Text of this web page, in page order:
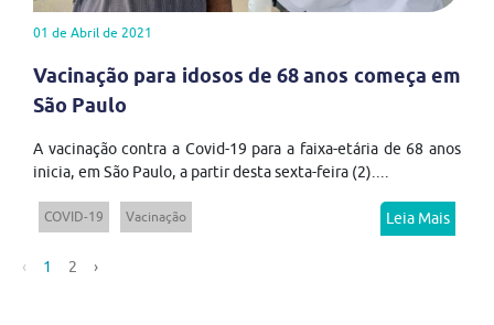
01 de Abril de 2021
Vacinação para idosos de 68 anos começa em
São Paulo
A vacinação contra a Covid-19 para a faixa-etária de 68 anos
inicia, em São Paulo, a partir desta sexta-feira (2)....
COVID-19 Vacinação Leia Mais
‹ 1 2 ›